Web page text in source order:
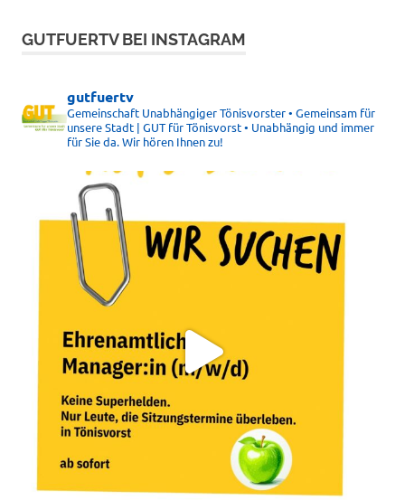
GUTFUERTV BEI INSTAGRAM
gutfuertv
Gemeinschaft Unabhängiger Tönisvorster • Gemeinsam für
unsere Stadt | GUT für Tönisvorst • Unabhängig und immer
für Sie da. Wir hören Ihnen zu!